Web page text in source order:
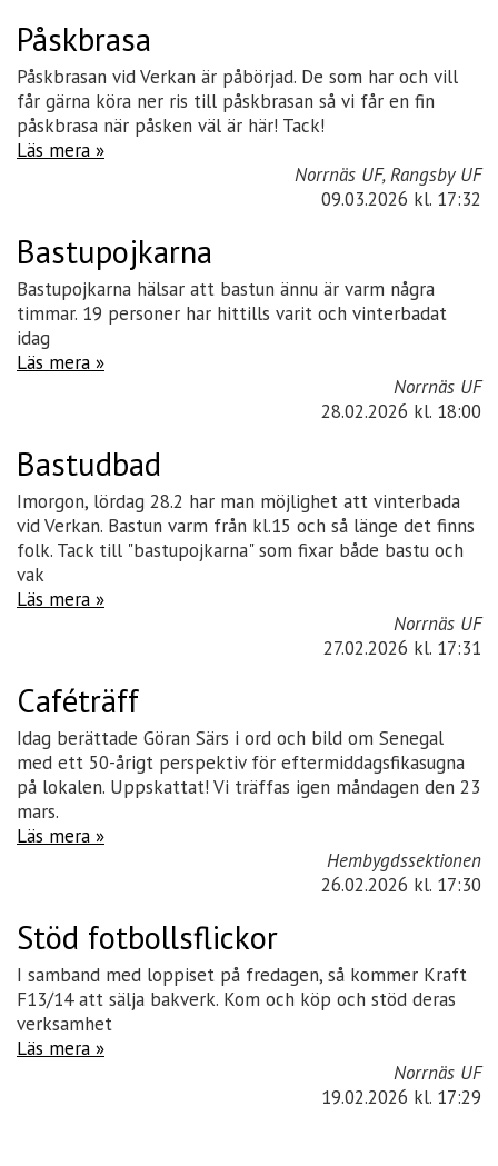
Påskbrasa
Påskbrasan vid Verkan är påbörjad. De som har och vill
får gärna köra ner ris till påskbrasan så vi får en fin
påskbrasa när påsken väl är här! Tack!
Läs mera »
Norrnäs UF, Rangsby UF
09.03.2026 kl. 17:32
Bastupojkarna
Bastupojkarna hälsar att bastun ännu är varm några
timmar. 19 personer har hittills varit och vinterbadat
idag
Läs mera »
Norrnäs UF
28.02.2026 kl. 18:00
Bastudbad
Imorgon, lördag 28.2 har man möjlighet att vinterbada
vid Verkan. Bastun varm från kl.15 och så länge det finns
folk. Tack till "bastupojkarna" som fixar både bastu och
vak
Läs mera »
Norrnäs UF
27.02.2026 kl. 17:31
Caféträff
Idag berättade Göran Särs i ord och bild om Senegal
med ett 50-årigt perspektiv för eftermiddagsfikasugna
på lokalen. Uppskattat! Vi träffas igen måndagen den 23
mars.
Läs mera »
Hembygdssektionen
26.02.2026 kl. 17:30
Stöd fotbollsflickor
I samband med loppiset på fredagen, så kommer Kraft
F13/14 att sälja bakverk. Kom och köp och stöd deras
verksamhet
Läs mera »
Norrnäs UF
19.02.2026 kl. 17:29